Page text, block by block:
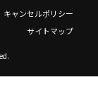
キャンセルポリシー
サイトマップ